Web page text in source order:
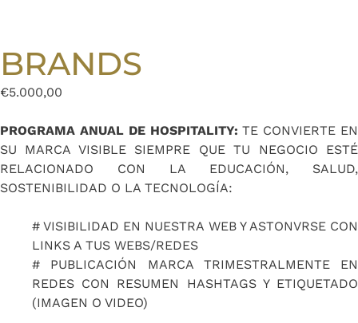
BRANDS
€5.000,00
PROGRAMA ANUAL DE HOSPITALITY:TE CONVIERTE EN
SU MARCA VISIBLE SIEMPRE QUE TU NEGOCIO ESTÉ
RELACIONADO CON LA EDUCACIÓN, SALUD,
SOSTENIBILIDAD O LA TECNOLOGÍA:
# VISIBILIDAD EN NUESTRA WEB Y ASTONVRSE CON
LINKS A TUS WEBS/REDES
# PUBLICACIÓN MARCA TRIMESTRALMENTE EN
REDES CON RESUMEN HASHTAGS Y ETIQUETADO
(IMAGEN O VIDEO)